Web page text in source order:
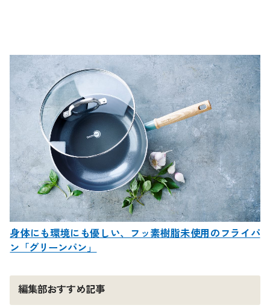
身体にも環境にも優しい、フッ素樹脂未使用のフライパ
ン「グリーンパン」
編集部おすすめ記事